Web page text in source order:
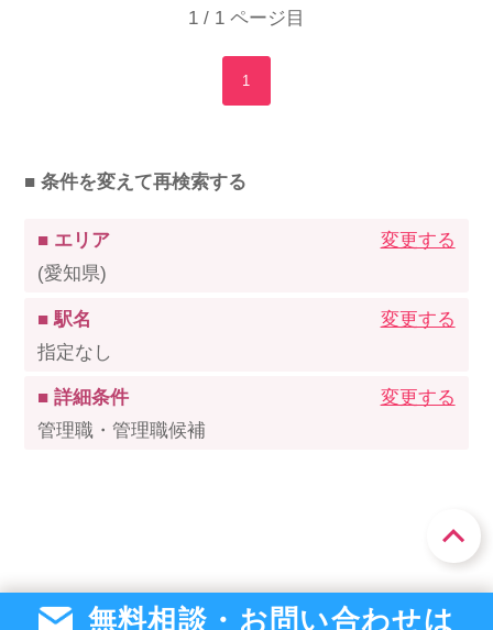
1 / 1 ページ目
1
■ 条件を変えて再検索する
■ エリア
(愛知県)
変更する
■ 駅名
指定なし
変更する
■ 詳細条件
管理職・管理職候補
変更する
無料相談・お問い合わせは